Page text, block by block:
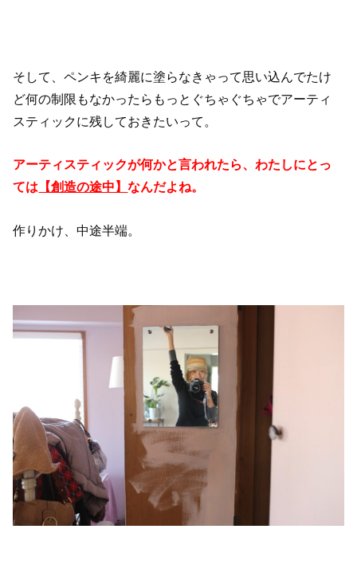
そして、ペンキを綺麗に塗らなきゃって思い込んでたけ
ど何の制限もなかったらもっとぐちゃぐちゃでアーティ
スティックに残しておきたいって。
アーティスティックが何かと言われたら、わたしにとっ
ては 【創造の途中】なんだよね。
作りかけ、中途半端。